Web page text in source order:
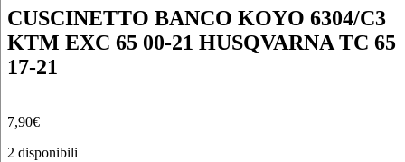
CUSCINETTO BANCO KOYO 6304/C3
KTM EXC 65 00-21 HUSQVARNA TC 65
17-21
7,90€
2 disponibili